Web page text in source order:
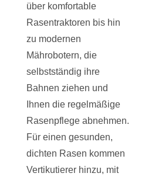
über komfortable
Rasentraktoren bis hin
zu modernen
Mährobotern, die
selbstständig ihre
Bahnen ziehen und
Ihnen die regelmäßige
Rasenpflege abnehmen.
Für einen gesunden,
dichten Rasen kommen
Vertikutierer hinzu, mit